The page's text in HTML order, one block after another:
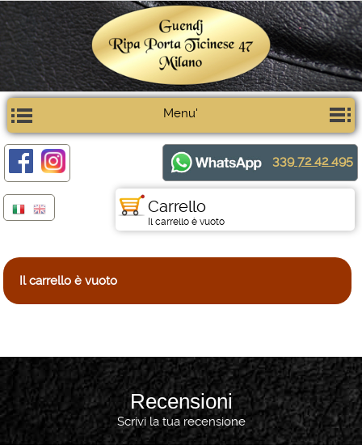
Menu'
339 72 42 495
Carrello
Il carrello è vuoto
Il carrello è vuoto
Recensioni
Scrivi la tua recensione